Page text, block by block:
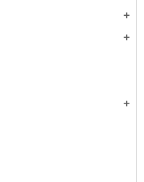
add
add
add